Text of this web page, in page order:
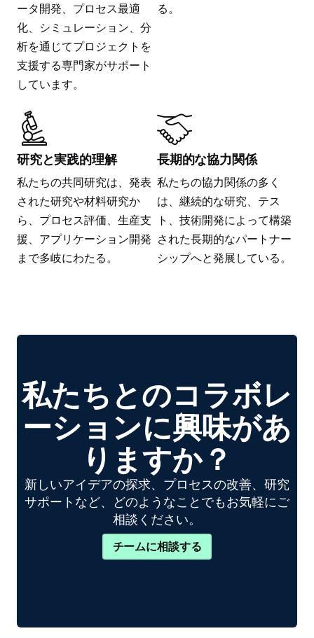
ータ開発、プロセス最適
化、シミュレーション、分
析を通じてプロジェクトを
支援する専門家がサポート
しています。
る。
研究と実践的理解
私たちの共同研究は、発表
された研究や材料研究か
ら、プロセス評価、生産支
援、アプリケーション開発
まで多岐にわたる。
長期的な協力関係
私たちの協力関係の多く
は、継続的な研究、テス
ト、技術開発によって構築
された長期的なパートナー
シップへと発展している。
私たちとのコラボレ
ーションに興味があ
りますか？
新しいアイデアの探求、プロセスの改善、研究
サポートなど、どのようなことでもお気軽にご
相談ください。
チームに相談する